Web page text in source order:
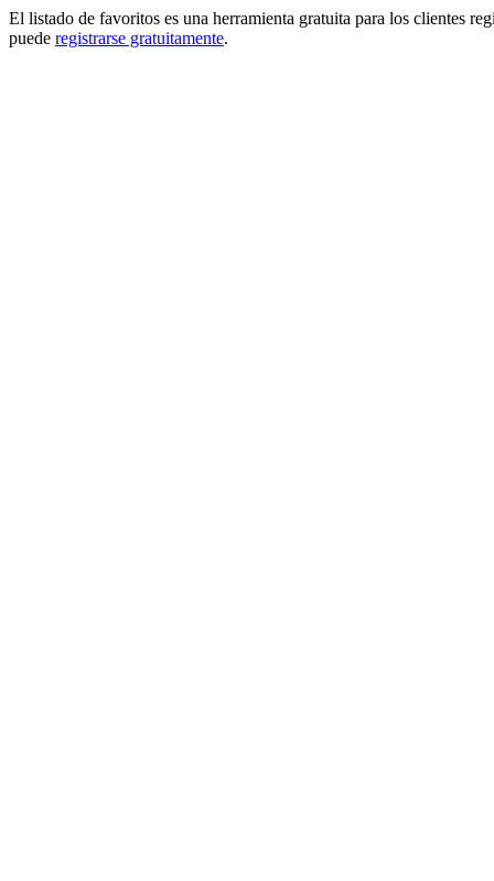
El listado de favoritos es una herramienta gratuita para los clientes
puede registrarse gratuitamente.